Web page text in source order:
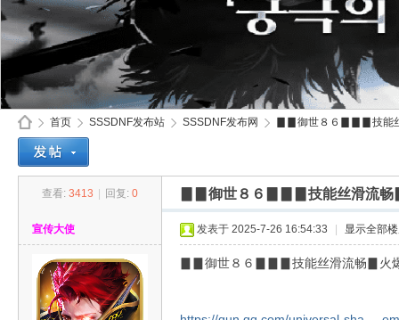
首页
›
SSSDNF发布站 SSSDNF发布网
›
▊▊御世８６▊▊▊技能
查看: 3413 回复: 0 ▊▊御世８６▊▊▊技能丝滑流
宣传大使 发表于 2025-7-26 16:54:33 显示全部
▊▊御世８６▊▊▊技能丝滑流畅▊火